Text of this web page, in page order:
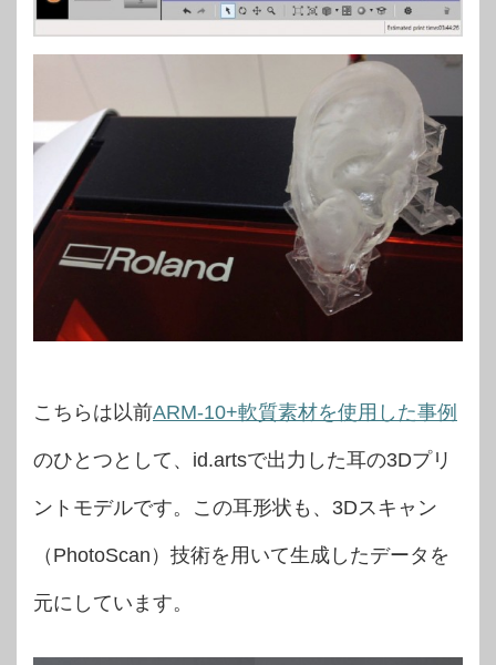
こちらは以前ARM-10+軟質素材を使用した事例
のひとつとして、id.artsで出力した耳の3Dプリ
ントモデルです。この耳形状も、3Dスキャン
（PhotoScan）技術を用いて生成したデータを
元にしています。